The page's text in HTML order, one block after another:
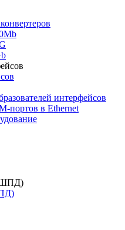
интерфейсов
портов в Ethernet